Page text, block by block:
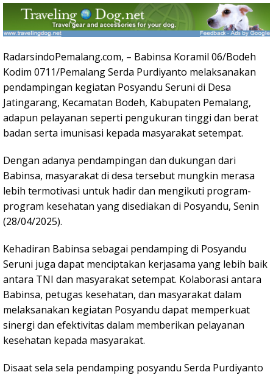
RadarsindoPemalang.com, – Babinsa Koramil 06/Bodeh
Kodim 0711/Pemalang Serda Purdiyanto melaksanakan
pendampingan kegiatan Posyandu Seruni di Desa
Jatingarang, Kecamatan Bodeh, Kabupaten Pemalang,
adapun pelayanan seperti pengukuran tinggi dan berat
badan serta imunisasi kepada masyarakat setempat.
Dengan adanya pendampingan dan dukungan dari
Babinsa, masyarakat di desa tersebut mungkin merasa
lebih termotivasi untuk hadir dan mengikuti program-
program kesehatan yang disediakan di Posyandu, Senin
(28/04/2025).
Kehadiran Babinsa sebagai pendamping di Posyandu
Seruni juga dapat menciptakan kerjasama yang lebih baik
antara TNI dan masyarakat setempat. Kolaborasi antara
Babinsa, petugas kesehatan, dan masyarakat dalam
melaksanakan kegiatan Posyandu dapat memperkuat
sinergi dan efektivitas dalam memberikan pelayanan
kesehatan kepada masyarakat.
Disaat sela sela pendamping posyandu Serda Purdiyanto